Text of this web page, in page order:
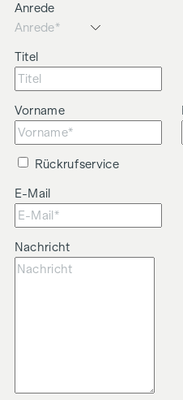
Anrede
Titel
Vorname
Rückrufservice
E-Mail
Nachricht